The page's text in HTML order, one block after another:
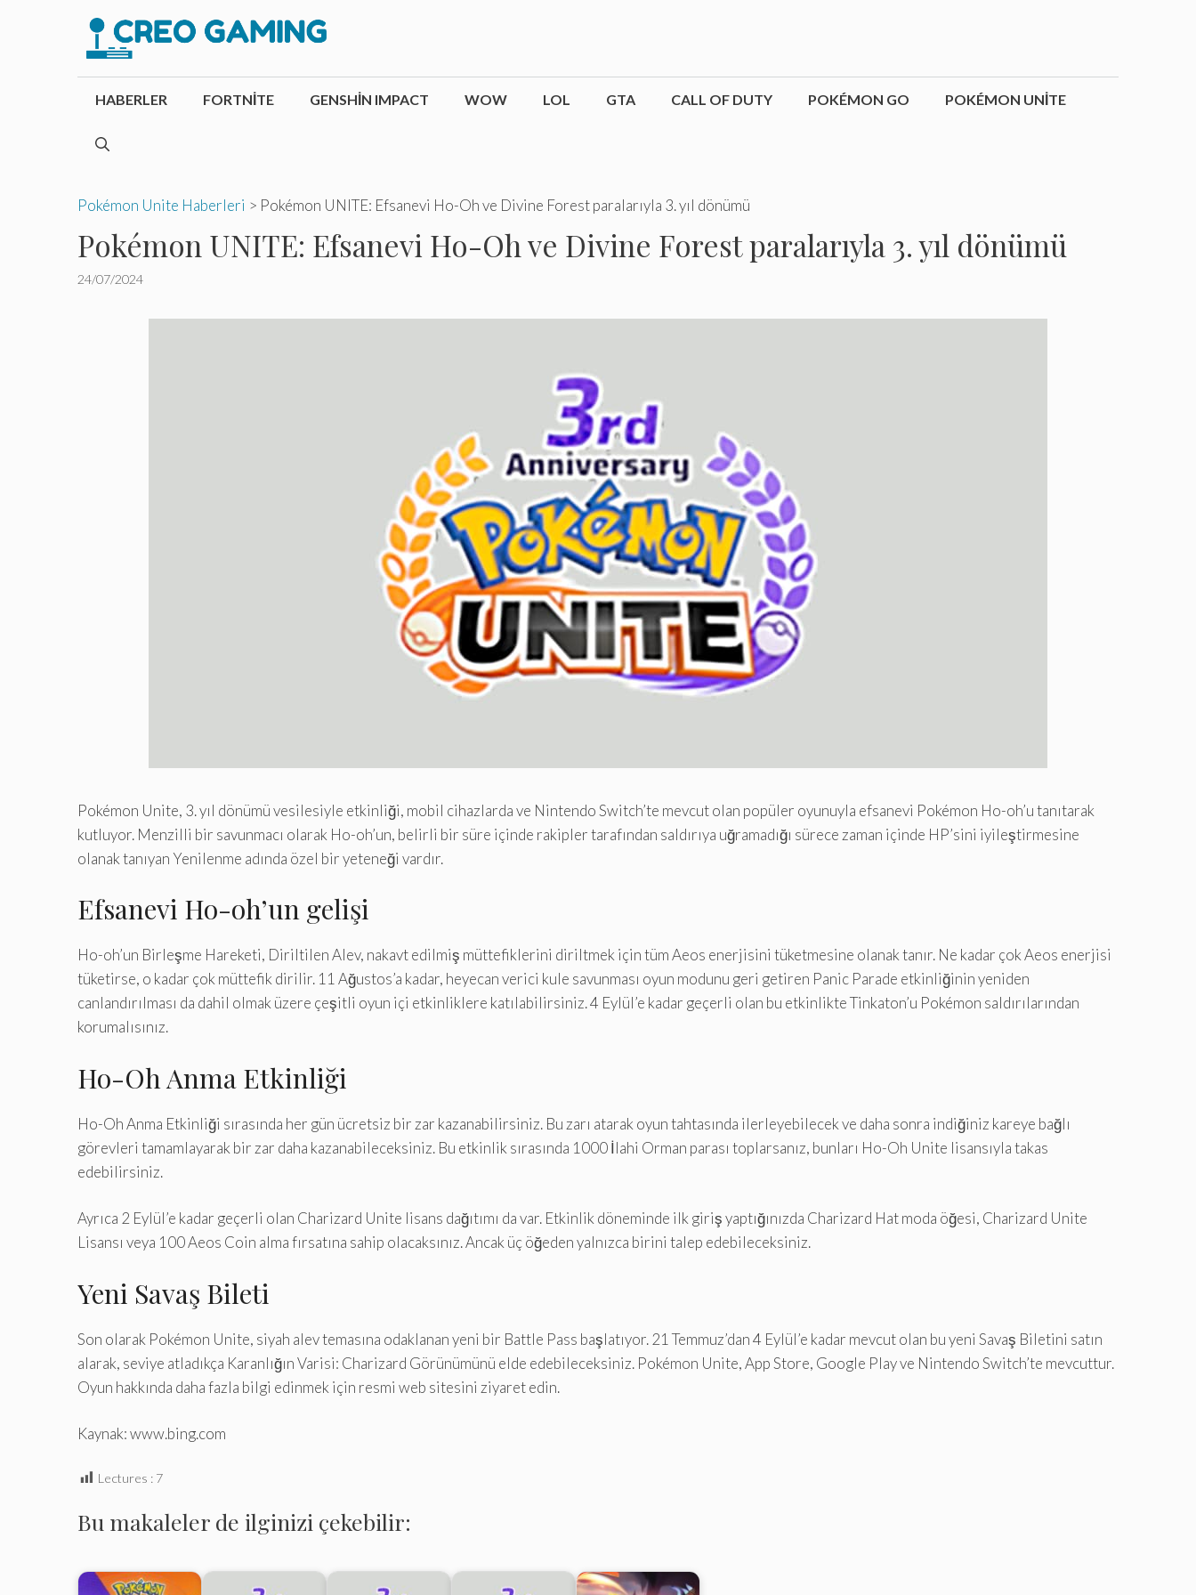
HABERLER FORTNITE GENSHIN IMPACT WOW LOL GTA CALL OF DUTY POKÉMON GO POKÉMON UNITE
Pokémon Unite Haberleri > Pokémon UNITE: Efsanevi Ho-Oh ve Divine Forest paralarıyla 3. yıl dönümü
Pokémon UNITE: Efsanevi Ho-Oh ve Divine Forest paralarıyla 3. yıl dönümü
24/07/2024
Pokémon Unite, 3. yıl dönümü vesilesiyle etkinliği, mobil cihazlarda ve Nintendo Switch’te mevcut olan popüler oyunuyla efsanevi Pokémon Ho-oh’u tanıtarak
kutluyor. Menzilli bir savunmacı olarak Ho-oh’un, belirli bir süre içinde rakipler tarafından saldırıya uğramadığı sürece zaman içinde HP’sini iyileştirmesine
olanak tanıyan Yenilenme adında özel bir yeteneği vardır.
Efsanevi Ho-oh’un gelişi
Ho-oh’un Birleşme Hareketi, Diriltilen Alev, nakavt edilmiş müttefiklerini diriltmek için tüm Aeos enerjisini tüketmesine olanak tanır. Ne kadar çok Aeos enerjisi
tüketirse, o kadar çok müttefik dirilir. 11 Ağustos’a kadar, heyecan verici kule savunması oyun modunu geri getiren Panic Parade etkinliğinin yeniden
canlandırılması da dahil olmak üzere çeşitli oyun içi etkinliklere katılabilirsiniz. 4 Eylül’e kadar geçerli olan bu etkinlikte Tinkaton’u Pokémon saldırılarından
korumalısınız.
Ho-Oh Anma Etkinliği
Ho-Oh Anma Etkinliği sırasında her gün ücretsiz bir zar kazanabilirsiniz. Bu zarı atarak oyun tahtasında ilerleyebilecek ve daha sonra indiğiniz kareye bağlı
görevleri tamamlayarak bir zar daha kazanabileceksiniz. Bu etkinlik sırasında 1000 İlahi Orman parası toplarsanız, bunları Ho-Oh Unite lisansıyla takas
edebilirsiniz.
Ayrıca 2 Eylül’e kadar geçerli olan Charizard Unite lisans dağıtımı da var. Etkinlik döneminde ilk giriş yaptığınızda Charizard Hat moda öğesi, Charizard Unite
Lisansı veya 100 Aeos Coin alma fırsatına sahip olacaksınız. Ancak üç öğeden yalnızca birini talep edebileceksiniz.
Yeni Savaş Bileti
Son olarak Pokémon Unite, siyah alev temasına odaklanan yeni bir Battle Pass başlatıyor. 21 Temmuz’dan 4 Eylül’e kadar mevcut olan bu yeni Savaş Biletini satın
alarak, seviye atladıkça Karanlığın Varisi: Charizard Görünümünü elde edebileceksiniz. Pokémon Unite, App Store, Google Play ve Nintendo Switch’te mevcuttur.
Oyun hakkında daha fazla bilgi edinmek için resmi web sitesini ziyaret edin.
Kaynak: www.bing.com
Lectures : 7
Bu makaleler de ilginizi çekebilir: